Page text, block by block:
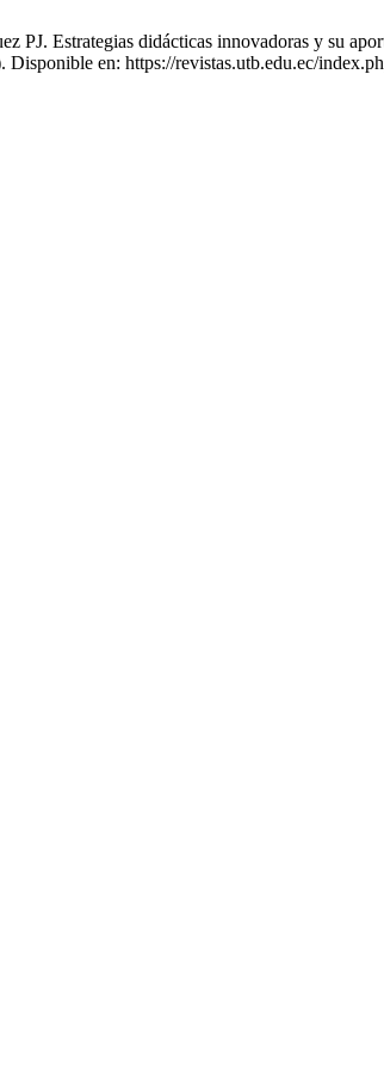
Estrategias didácticas innovadoras y su
en: https://revistas.utb.edu.ec/